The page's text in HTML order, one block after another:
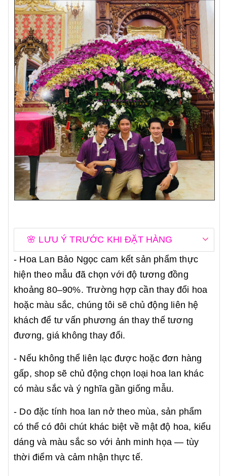
🌸 LƯU Ý TRƯỚC KHI ĐẶT HÀNG
- Hoa Lan Bảo Ngọc cam kết sản phẩm thực
hiện theo mẫu đã chọn với độ tương đồng
khoảng 80–90%. Trường hợp cần thay đổi hoa
hoặc màu sắc, chúng tôi sẽ chủ động liên hệ
khách để tư vấn phương án thay thế tương
đương, giá không thay đổi.
- Nếu không thể liên lạc được hoặc đơn hàng
gấp, shop sẽ chủ động chọn loại hoa lan khác
có màu sắc và ý nghĩa gần giống mẫu.
- Do đặc tính hoa lan nở theo mùa, sản phẩm
có thể có đôi chút khác biệt về mật độ hoa, kiểu
dáng và màu sắc so với ảnh minh họa — tùy
thời điểm và cảm nhận thực tế.